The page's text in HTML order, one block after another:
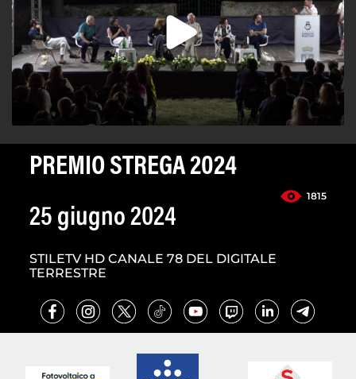
PREMIO STREGA 2024
1815
25 giugno 2024
STILETV HD CANALE 78 DEL DIGITALE
TERRESTRE